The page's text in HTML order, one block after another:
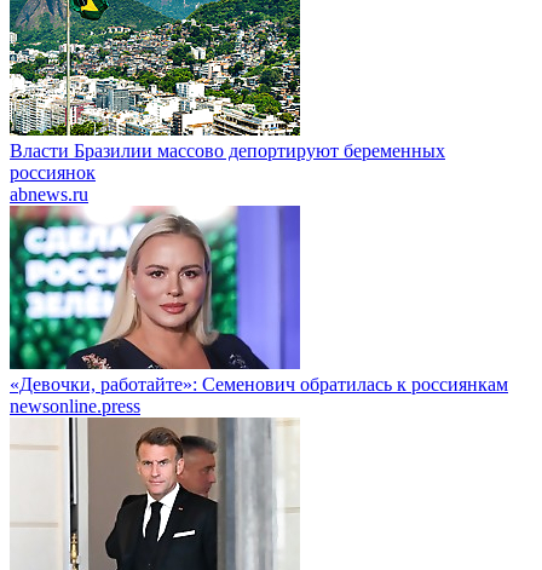
Власти Бразилии массово депортируют беременных
россиянок
abnews.ru
«Девочки, работайте»: Семенович обратилась к россиянкам
newsonline.press